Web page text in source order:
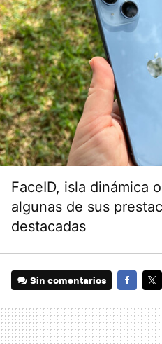
FaceID, isla dinámica
algunas de sus
destacadas
Sin comentarios